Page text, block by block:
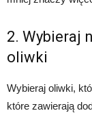
2. Wybieraj
oliwki
Wybieraj oliwki,
które zawierają